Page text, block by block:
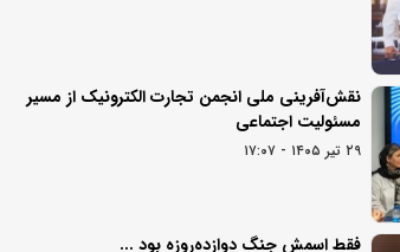
نقش‌آفرینی ملی انجمن تجارت الکترونیک از مسیر
مسئولیت اجتماعی
۲۹ تیر ۱۴۰۵ - ۱۷:۰۷
فقط اسمش جنگ دوازده‌روزه بود ...